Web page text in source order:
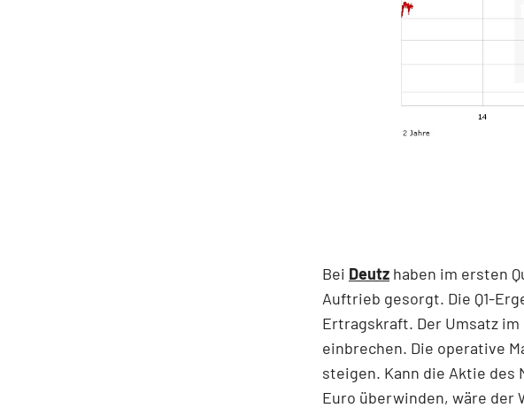
Bei Deutz haben im ersten
Auftrieb gesorgt. Die Q1-
Ertragskraft. Der Umsatz
einbrechen. Die operative
steigen. Kann die Aktie des
Euro überwinden, wäre der